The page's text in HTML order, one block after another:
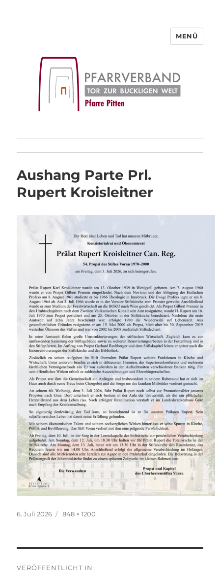
MENÜ
Aushang Parte Prl.
Rupert Kroisleitner
Veröffentlicht
6. Juli 2026 Originalgröße
848 × 1200
VERÖFFENTLICHT IN